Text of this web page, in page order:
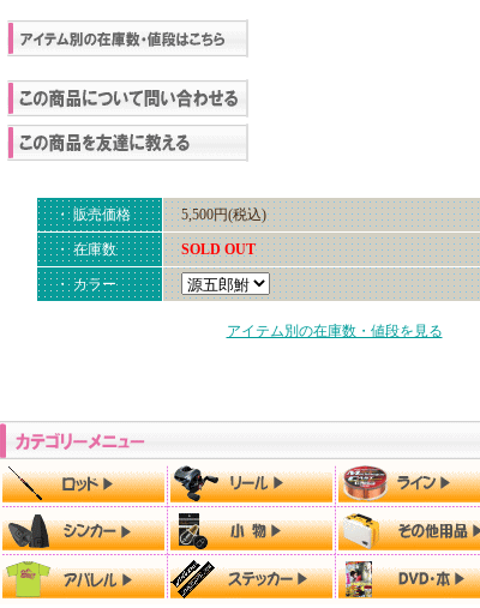
・ 販売価格 5,500円(税込)
・ 在庫数 SOLD OUT
・ カラー
アイテム別の在庫数・値段を見る